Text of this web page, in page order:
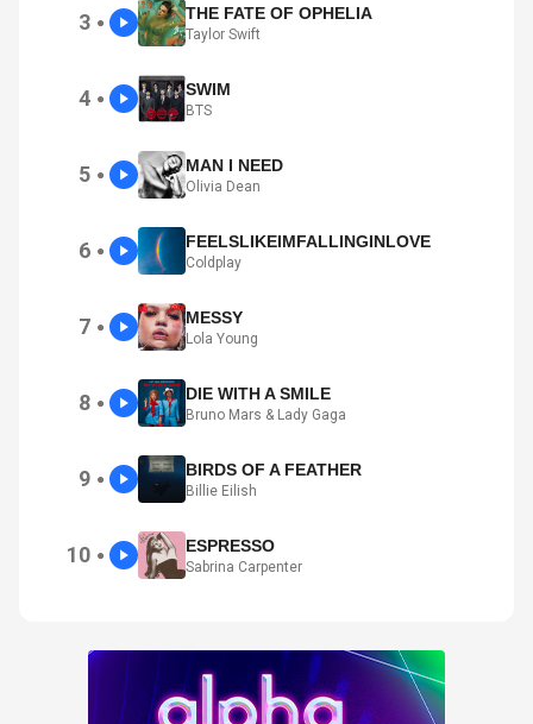
3 ● THE FATE OF OPHELIA
Taylor Swift
4 ● SWIM
BTS
5 ● MAN I NEED
Olivia Dean
6 ● FEELSLIKEIMFALLINGINLOVE
Coldplay
7 ● MESSY
Lola Young
8 ● DIE WITH A SMILE
Bruno Mars & Lady Gaga
9 ● BIRDS OF A FEATHER
Billie Eilish
10 ● ESPRESSO
Sabrina Carpenter